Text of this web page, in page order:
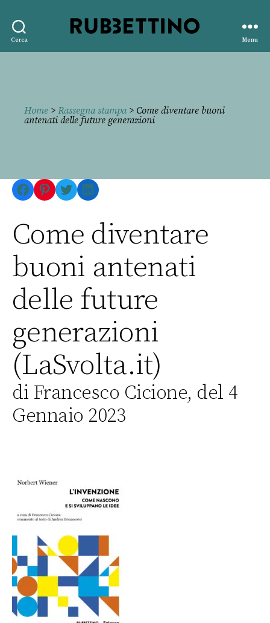
Cerca
editore
Menu
Home > Rassegna stampa> Come diventare buoni
antenati delle future generazioni
Facebook
Pinterest
TwitterLinkedIn
Come diventare
buoni antenati
delle future
generazioni
(LaSvolta.it)
di Francesco Cicione, del 4
Gennaio 2023